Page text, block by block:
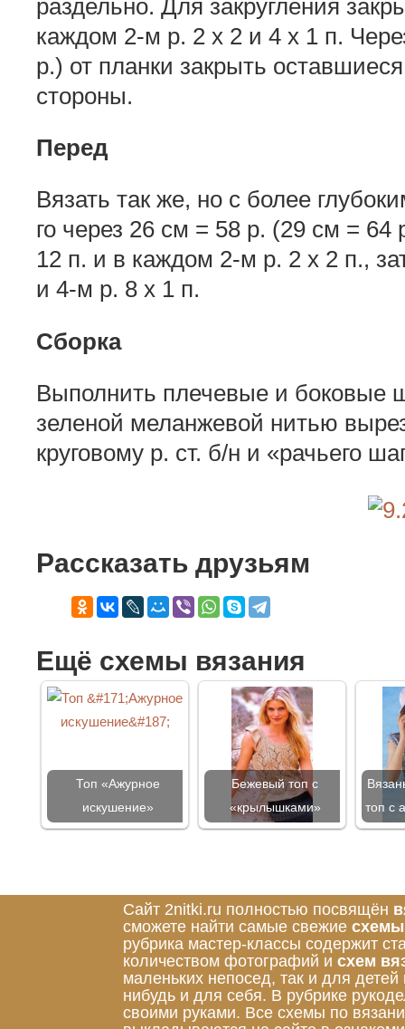
раздельно. Для закругления
каждом 2-м р. 2 х 2 и 4 х 1 п.
р.) от планки закрыть
стороны.
Перед
Вязать так же, но с более
го через 26 см = 58 р. (29 см = 64
12 п. и в каждом 2-м р. 2 х 2 п.,
и 4-м р. 8 х 1 п.
Сборка
Выполнить плечевые и боковые
зеленой меланжевой нитью
круговому р. ст. б/н и «рачьего
Рассказать друзьям
Ещё схемы вязания
Топ «Ажурное
искушение»
Бежевый топ с
«крылышками»
топ с
Сайт 2nitki.ru полностью посвящён
сможете найти самые свежие схемы
рубрика мастер-классы содержит
количеством фотографий и схем
маленьких непосед, так и для
нибудь и для себя. В рубрике
своими руками. Все схемы по